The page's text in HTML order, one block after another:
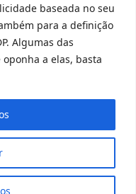
baseada no seu
para a definição
Algumas das
a elas, basta